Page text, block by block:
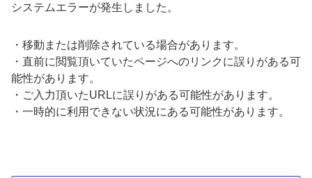
システムエラーが発生しました。
・ 移動または削除されている場合があります。
・ 直前に閲覧頂いていたページへのリンクに誤りがある可
能性があります。
・ ご入力頂いたURLに誤りがある可能性があります。
・ 一時的に利用できない状況にある可能性があります。